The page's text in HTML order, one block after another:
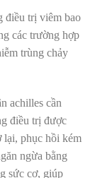
điều trị viêm bao
các trường hợp
trùng chảy
achilles cần
điều trị được
lại, phục hồi kém
ngừa bằng
sức cơ, giúp